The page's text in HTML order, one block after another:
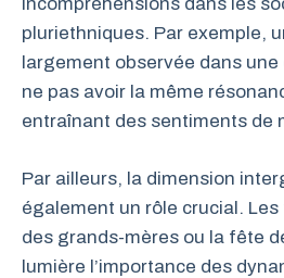
incompréhensions dans les
pluriethniques. Par exemple,
largement observée dans
ne pas avoir la même
entraînant des sentiments de
Par ailleurs, la dimension
également un rôle crucial.
des grands-mères ou la fête
lumière l’importance des